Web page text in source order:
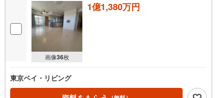
画像36枚
1億1,380万円
東京ベイ・リビング